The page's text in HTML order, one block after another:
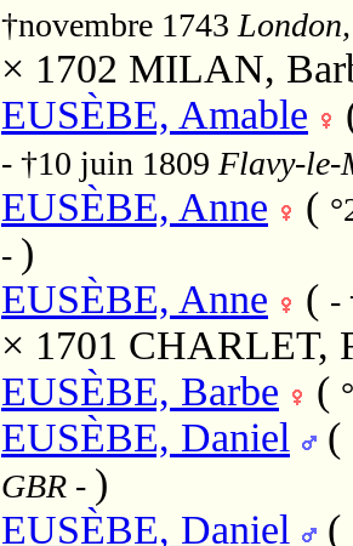
†novembre 1743
× 1702 MILAN,
EUSÈBE, Amable
- †10 juin 1809 Flavy-le-
EUSÈBE, Anne (
- )
EUSÈBE, Anne
( -
× 1701 CHARLET,
EUSÈBE, Barbe
(
EUSÈBE, Daniel (
GBR - )
EUSÈBE, Daniel
(